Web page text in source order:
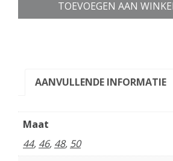
TOEVOEGEN AAN
AANVULLENDE INFORMATIE
Maat
44, 46, 48, 50